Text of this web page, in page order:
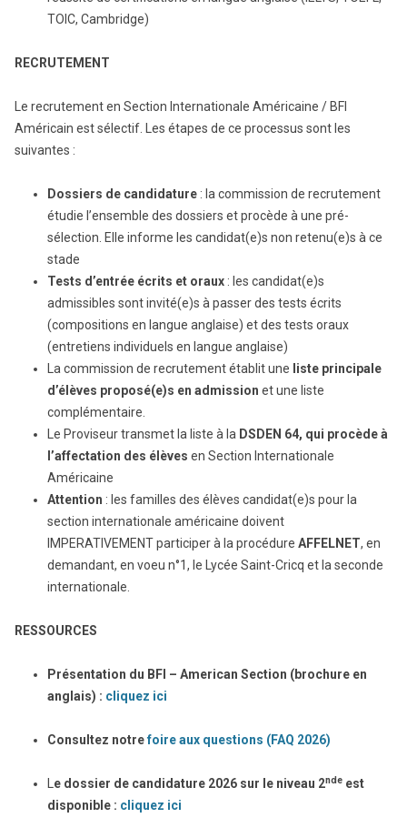
TOIC, Cambridge)
RECRUTEMENT
Le recrutement en Section Internationale Américaine / BFI
Américain est sélectif. Les étapes de ce processus sont les
suivantes :
Dossiers de candidature : la commission de recrutement
étudie l’ensemble des dossiers et procède à une pré-
sélection. Elle informe les candidat(e)s non retenu(e)s à ce
stade
Tests d’entrée écrits et oraux : les candidat(e)s
admissibles sont invité(e)s à passer des tests écrits
(compositions en langue anglaise) et des tests oraux
(entretiens individuels en langue anglaise)
La commission de recrutement établit une liste principale
d’élèves proposé(e)s en admission et une liste
complémentaire.
Le Proviseur transmet la liste à la DSDEN 64, qui procède à
l’affectation des élèves en Section Internationale
Américaine
Attention : les familles des élèves candidat(e)s pour la
section internationale américaine doivent
IMPERATIVEMENT participer à la procédure AFFELNET, en
demandant, en voeu n°1, le Lycée Saint-Cricq et la seconde
internationale.
RESSOURCES
Présentation du BFI – American Section (brochure en
anglais) : cliquez ici
Consultez notrefoire aux questions (FAQ 2026)
e dossier de candidature 2026 sur le niveau 2nde est
disponible : cliquez ici